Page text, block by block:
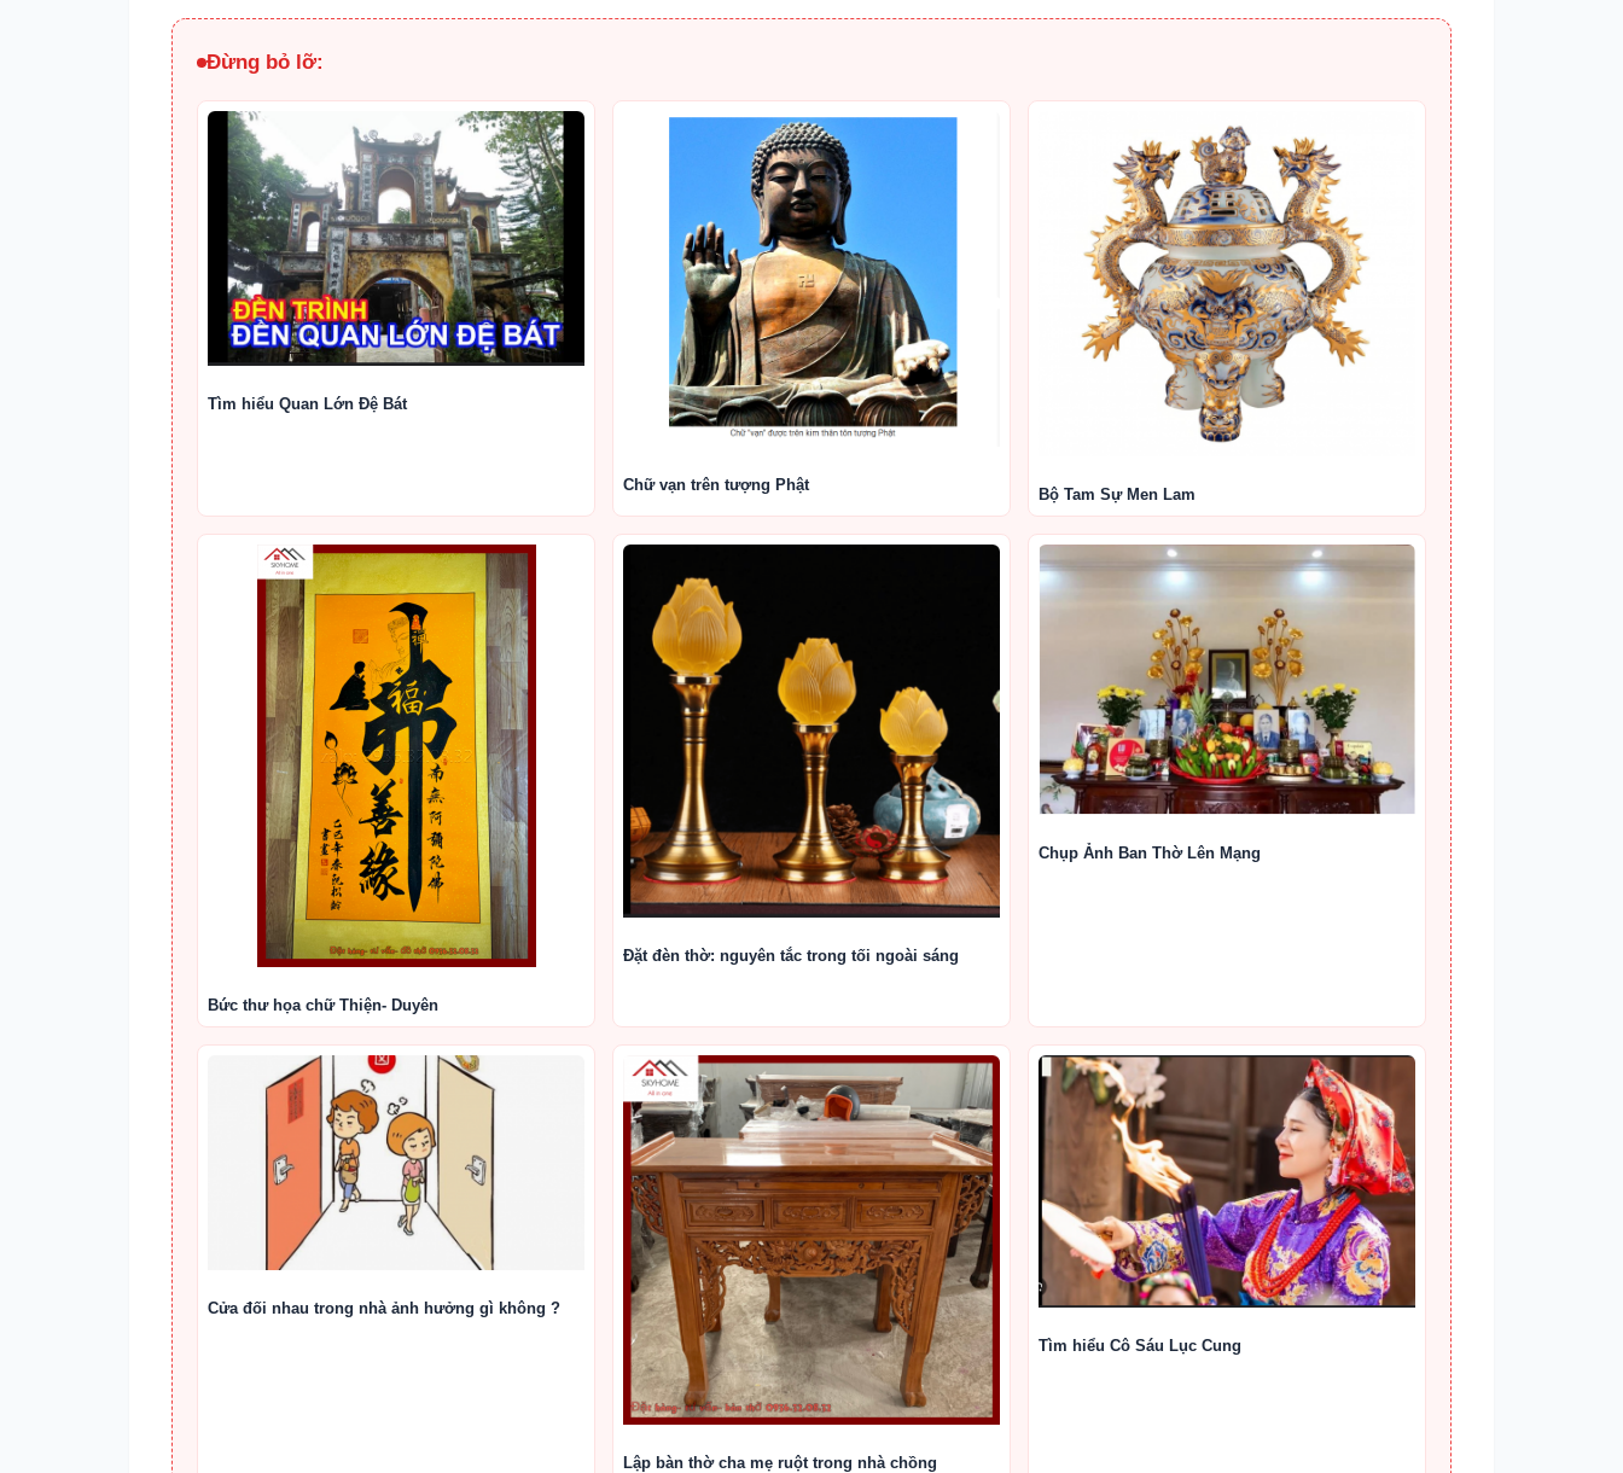
Đừng bỏ lỡ:
Tìm hiểu Quan Lớn Đệ Bát
Chữ vạn trên tượng Phật
Bộ Tam Sự Men Lam
Bức thư họa chữ Thiện- Duyên
Đặt đèn thờ: nguyên tắc trong tối ngoài sáng
Chụp Ảnh Ban Thờ Lên Mạng
Cửa đối nhau trong nhà ảnh hưởng gì không ?
Lập bàn thờ cha mẹ ruột trong nhà chồng
Tìm hiểu Cô Sáu Lục Cung